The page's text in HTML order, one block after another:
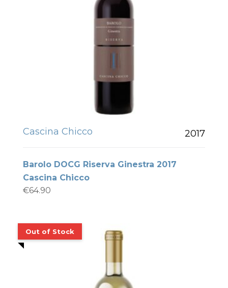
Cascina Chicco 2017
Barolo DOCG Riserva Ginestra 2017
Cascina Chicco
€64.90